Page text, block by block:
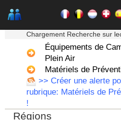
Chargement Recherche sur
Équipements de
Plein Air
Matériels de
>> Créer une alerte
rubrique: Matériels de
!
Régions
Alsace
Aquitaine
Auvergne
Basse Normandie
Bourgogne